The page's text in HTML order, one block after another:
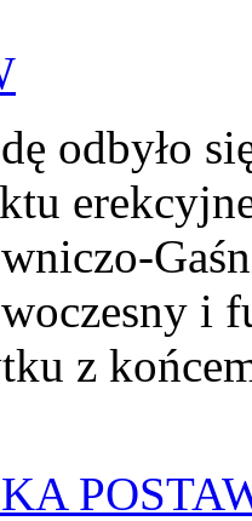
odbyło
i
z